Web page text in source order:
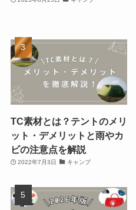
TC素材とは？テントのメリ
ット・デメリットと雨やカ
ビの注意点を解説
2022年7月3日 キャンプ